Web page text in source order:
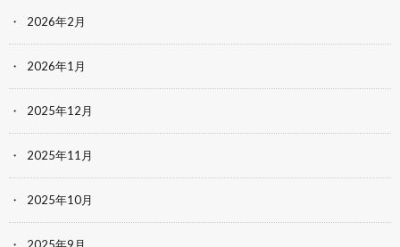
2026年2月
2026年1月
2025年12月
2025年11月
2025年10月